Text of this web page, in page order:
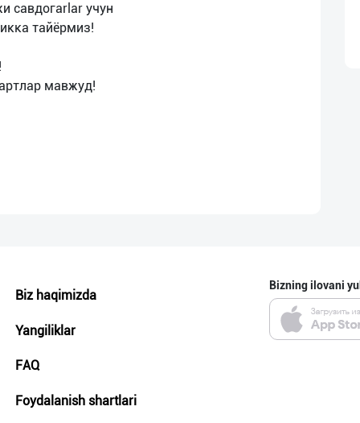
савдогarlar учун
тайёрмиз!
Biz haqimizda
Yangiliklar
FAQ
Foydalanish shartlari
Bizning ilovani